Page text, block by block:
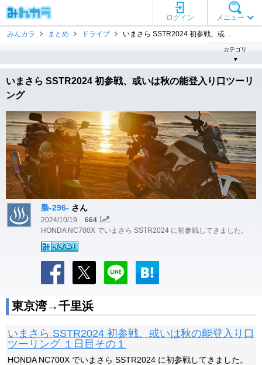
メニュー
ログイン
みんカラ
まとめ ドライブ いまさら SSTR2024 初参戦、或 ...
カテゴリ
▼
いまさら SSTR2024 初参戦、或いは秋の能登入り口ツーリ
ング
梟-296- さん
2024/10/19
664
HONDA NC700X でいまさら SSTR2024 に初参戦してきました。
東京湾→千里浜
いまさら SSTR2024 初参戦、或いは秋の能登入り口
ツーリング １日目その１
HONDA NC700X でいまさら SSTR2024 に初参戦してきました。